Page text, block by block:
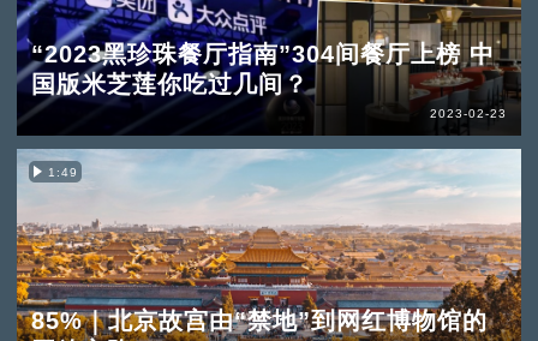
“2023黑珍珠餐厅指南”304间餐厅上榜 中
国版米芝莲你吃过几间？
2023-02-23
1:49
85%｜北京故宫由“禁地”到网红博物馆的